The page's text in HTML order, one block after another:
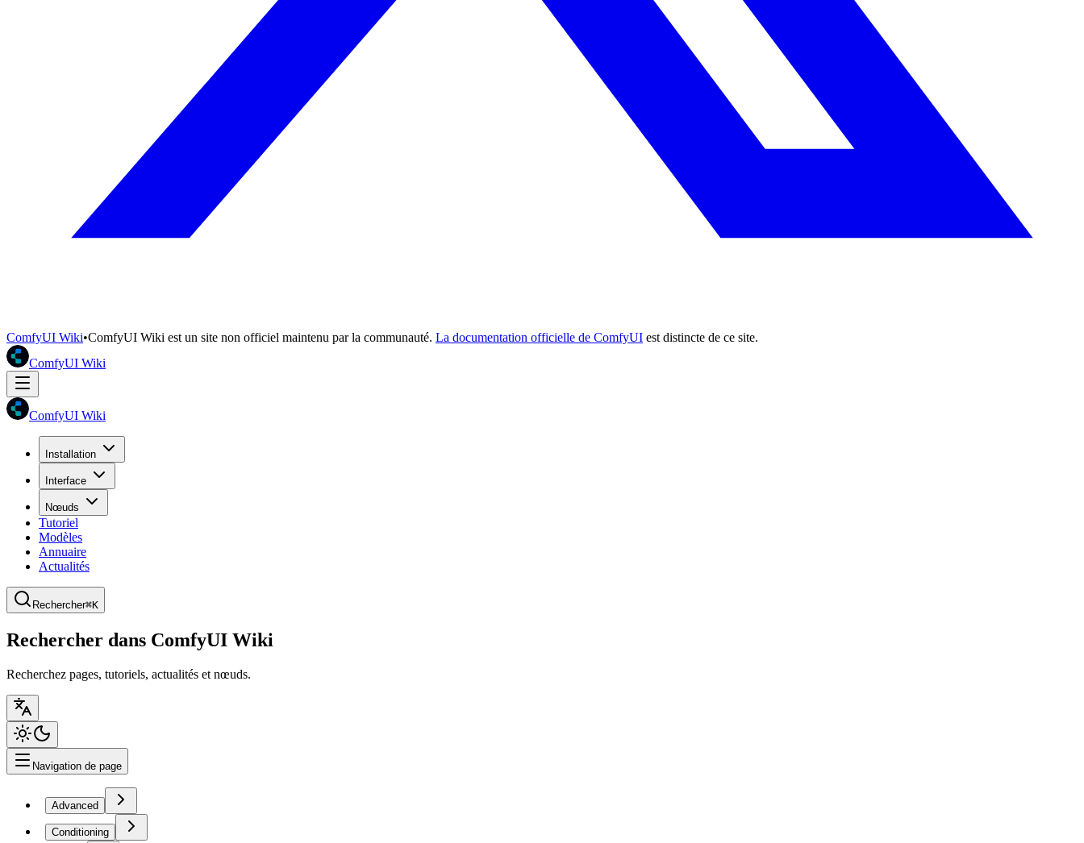
ComfyUI Wiki•ComfyUI Wiki est un site non officiel maintenu par la communauté. La documentation officielle de ComfyUI est distincte de ce site.
ComfyUI Wiki
ComfyUI Wiki
Installation
Interface
Nœuds
Tutoriel
Modèles
Annuaire
Actualités
Rechercher⌘K
Rechercher dans ComfyUI Wiki
Recherchez pages, tutoriels, actualités et nœuds.
Navigation de page
Advanced
Conditioning